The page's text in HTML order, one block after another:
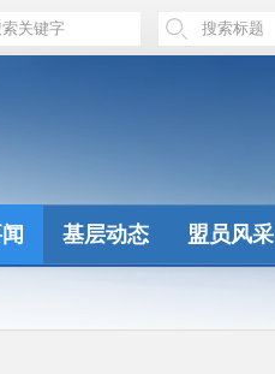
基层动态 盟员风采